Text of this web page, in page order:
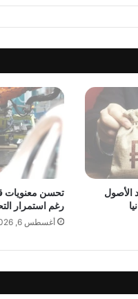
الأصول
تحسن معنويات
رغم استمرار
أغسطس 6, 2026